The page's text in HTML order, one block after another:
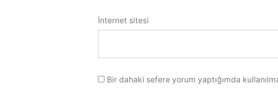
İnternet sitesi
Bir dahaki sefere yorum yaptığımda